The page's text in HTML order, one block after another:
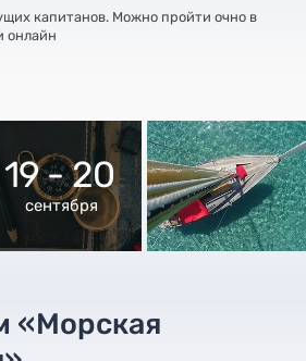
капитанов. Можно пройти очно в
онлайн
19 - 20
сентября
«Морская